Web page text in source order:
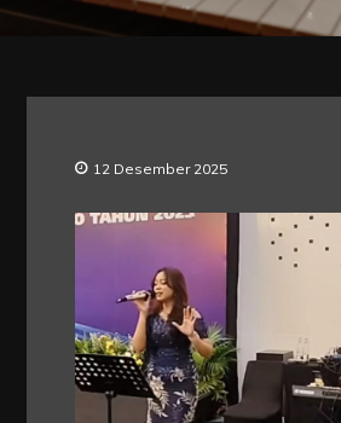
12 Desember 2025